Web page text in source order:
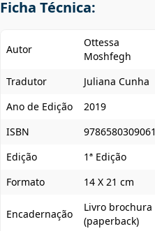
Ficha Técnica:
Autor
Ottessa
Moshfegh
Tradutor
Juliana Cunha
Ano de Edição
2019
ISBN
9786580309061
Edição
1ª Edição
Formato
14 X 21 cm
Encadernação
Livro brochura
(paperback)